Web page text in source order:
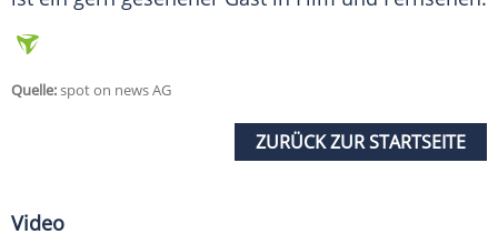
Quelle:spot on news AG
ZURÜCK ZUR STARTSEITE
Video